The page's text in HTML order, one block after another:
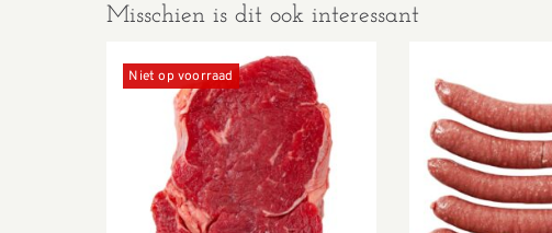
Misschien is dit ook interessant
Niet op voorraad